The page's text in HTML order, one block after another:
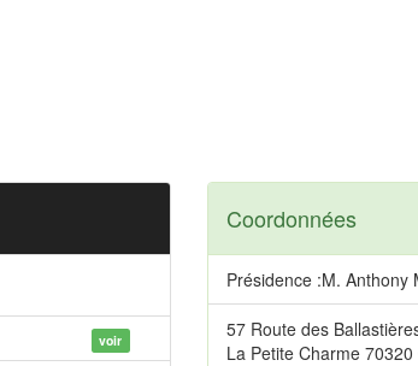
voir
Coordonnées
Présidence :M. Anthony
57 Route des
La Petite Charme